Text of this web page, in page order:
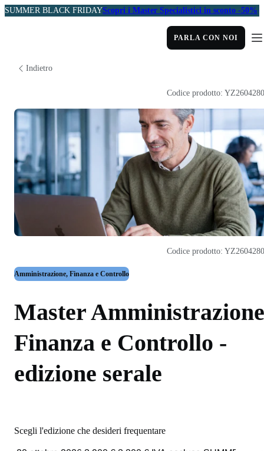
SUMMER BLACK FRIDAYScopri i Master Specialistici in sconto -50%
PARLA CON NOI
Indietro
Amministrazione, Finanza e Controllo
Master Amministrazione
Finanza e Controllo -
edizione serale
Scegli l'edizione che desideri frequentare
Codice prodotto:
Codice prodotto: